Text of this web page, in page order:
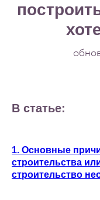
В статье:
1. Основные
строительства
строительство